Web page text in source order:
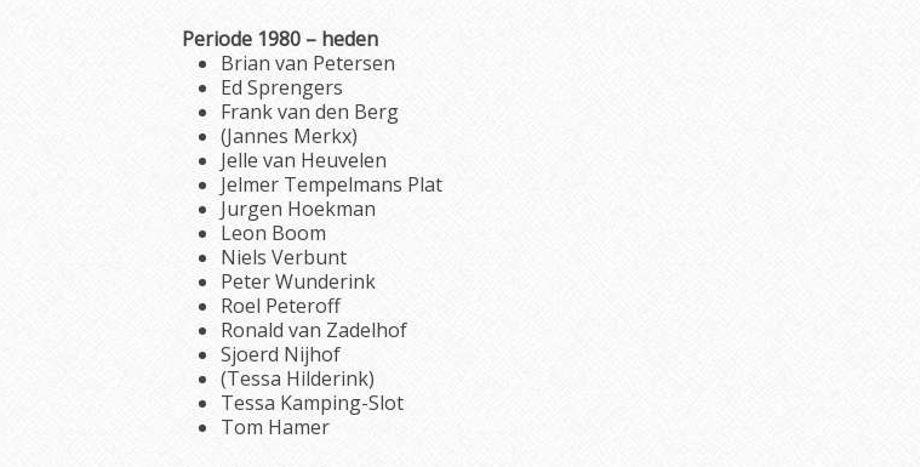
Periode 1980 – heden
Brian van Petersen
Ed Sprengers
Frank van den Berg
(Jannes Merkx)
Jelle van Heuvelen
Jelmer Tempelmans Plat
Jurgen Hoekman
Leon Boom
Niels Verbunt
Peter Wunderink
Roel Peteroff
Ronald van Zadelhof
Sjoerd Nijhof
(Tessa Hilderink)
Tessa Kamping-Slot
Tom Hamer